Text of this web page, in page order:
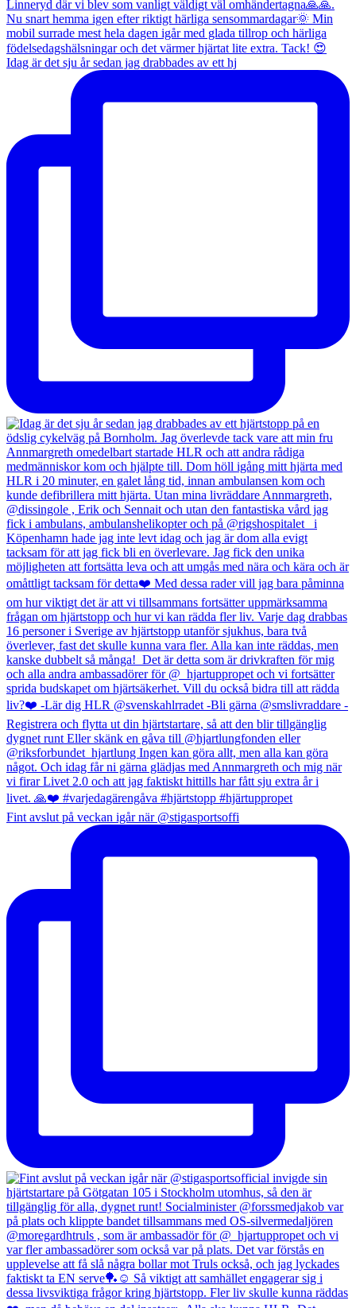
Idag är det sju år sedan jag drabbades av ett hj
Fint avslut på veckan igår när @stigasportsoffi